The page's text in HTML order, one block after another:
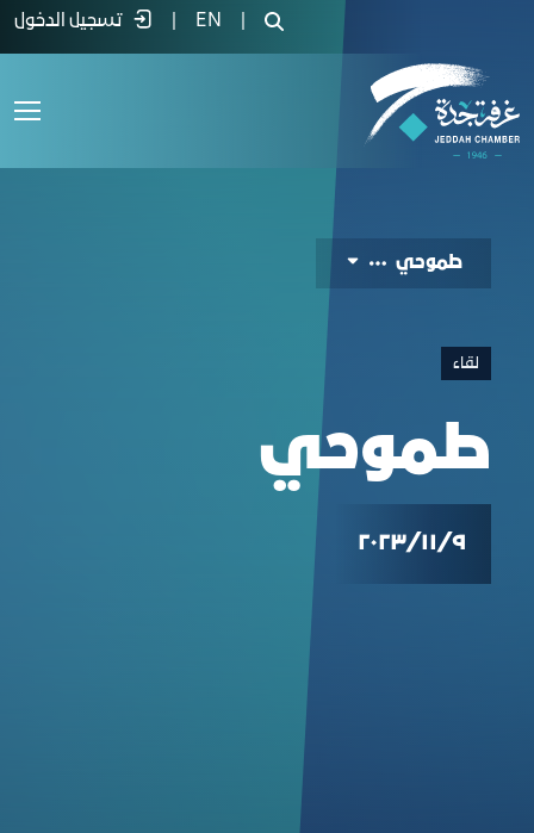
طموحي - غرفة جدة EN تسجيل الدخول
طموحي
لقاء
طموحي
٩‏/١١‏/٢٠٢٣